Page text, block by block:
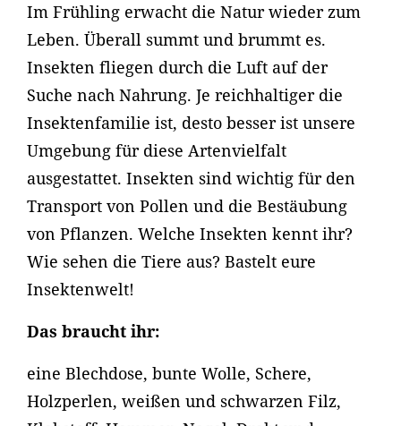
Im Frühling erwacht die Natur wieder zum
Leben. Überall summt und brummt es.
Insekten fliegen durch die Luft auf der
Suche nach Nahrung. Je reichhaltiger die
Insektenfamilie ist, desto besser ist unsere
Umgebung für diese Artenvielfalt
ausgestattet. Insekten sind wichtig für den
Transport von Pollen und die Bestäubung
von Pflanzen. Welche Insekten kennt ihr?
Wie sehen die Tiere aus? Bastelt eure
Insektenwelt!
Das braucht ihr:
eine Blechdose, bunte Wolle, Schere,
Holzperlen, weißen und schwarzen Filz,